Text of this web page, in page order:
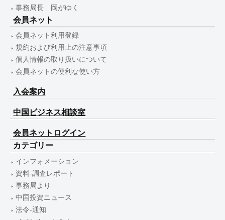
事務局長 岡がゆく
会員ネット
会員ネット利用登録
規約および利用上の注意事項
個人情報の取り扱いについて
会員ネットの便利な使い方
入会案内
中国ビジネス相談室
会員ネットログイン
カテゴリー
インフォメーション
資料-調査レポート
事務局より
中国投資ニュース
法令-通知